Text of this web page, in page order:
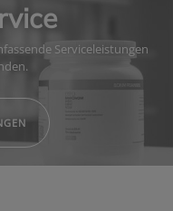
Serviceleistungen